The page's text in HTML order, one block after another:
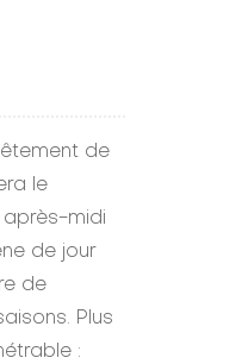
de
le
midi
de jour
de
Plus
: